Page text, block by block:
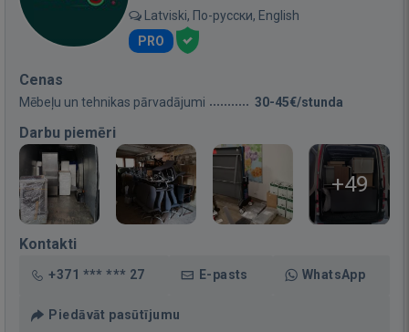
Latviski, По-русски, English
PRO
Cenas
Mēbeļu un tehnikas pārvadājumi 30-45€/stunda
Darbu piemēri
+49
Kontakti
+371 *** *** 27 E-pasts WhatsApp
Piedāvāt pasūtījumu